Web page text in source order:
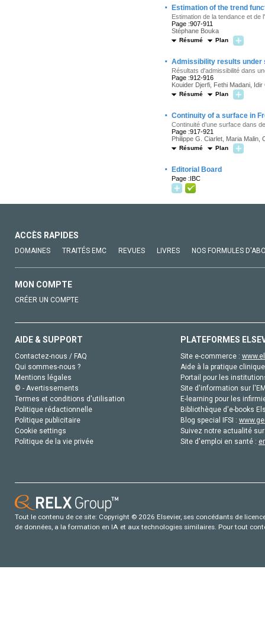
· Estimation of the trend
Estimation de la tendance et
Page :907-911
Stéphane Bouka
Résumé Plan
· Admissibility results under
Résultats d'admissibilité dans
Page :912-916
Kouider Djerfi, Fethi Madani,
Résumé Plan
· Continuity of a surface in
Continuité d'une surface dans
Page :917-921
Philippe G. Ciarlet, Maria Malin,
Résumé Plan
· Editorial Board
Page :IBC
ACCÈS RAPIDES
DOMAINES TRAITÉS EMC REVUES LIVRES NOS FORMULES
MON COMPTE
CRÉER UN COMPTE
AIDE & SUPPORT
Contactez-nous / FAQ
Qui sommes-nous ?
Mentions légales
© - Avertissements
Termes et conditions d'utilisation
Politique rédactionnelle
Politique publicitaire
Cookie settings
Politique de la vie privée
PLATEFORMES
Site e-commerce :
Aide à la pratique
Portail pour les
Site d'information sur
E-learning pour les
Bibliothèque d'e-books
Blog special IFSI :
Suivez notre actualité
Site d'emploi en santé :
Tout le contenu de ce site: Copyright © 2026 Elsevier, ses concédants de
de données, a la formation en IA et aux technologies similaires. Pour tout